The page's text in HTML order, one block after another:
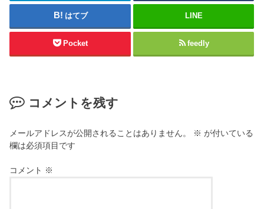
はてブ LINE
Pocket feedly
コメントを残す
メールアドレスが公開されることはありません。 ※ が付いている
欄は必須項目です
コメント ※